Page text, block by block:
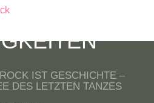
IST GESCHICHTE –
DES LETZTEN TANZES